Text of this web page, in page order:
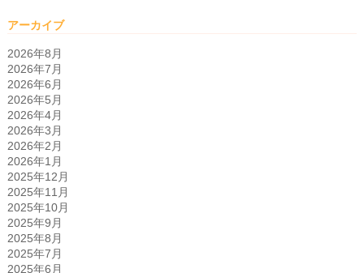
アーカイブ
2026年8月
2026年7月
2026年6月
2026年5月
2026年4月
2026年3月
2026年2月
2026年1月
2025年12月
2025年11月
2025年10月
2025年9月
2025年8月
2025年7月
2025年6月